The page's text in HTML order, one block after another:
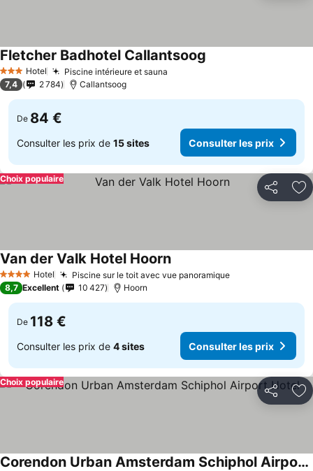
3 ÉtoilesHotel Piscine intérieure et sauna
Fletcher Badhotel Callantsoog
7,4 2 784 Callantsoog
De 84 €
Consulter les prix de 15 sites Consulter les prix
Partager
Choix populaire
4 Étoiles Hotel Piscine sur le toit avec vue panoramique
Van der Valk Hotel Hoorn
8,7 Excellent 10 427 Hoorn
De 118 €
Consulter les prix de 4 sites Consulter les prix
Partager
Choix populaire
Corendon Urban Amsterdam Schiphol Airport Hotel